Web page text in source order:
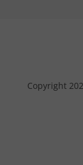
Copyright